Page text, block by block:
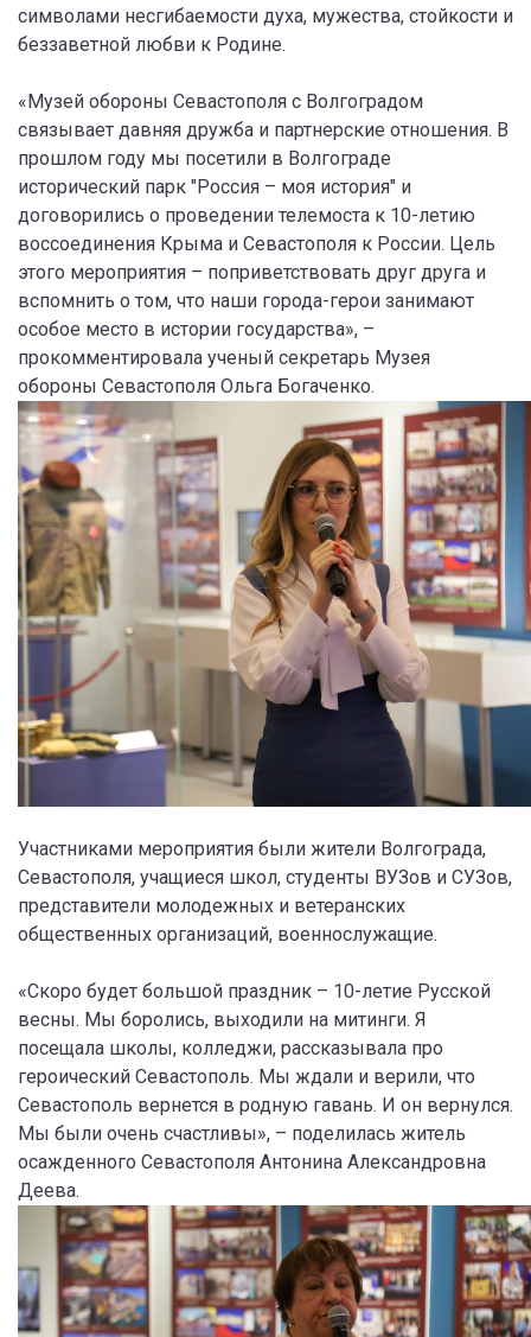
символами несгибаемости духа, мужества, стойкости и
беззаветной любви к Родине.
«Музей обороны Севастополя с Волгоградом
связывает давняя дружба и партнерские отношения. В
прошлом году мы посетили в Волгограде
исторический парк "Россия – моя история" и
договорились о проведении телемоста к 10-летию
воссоединения Крыма и Севастополя к России. Цель
этого мероприятия – поприветствовать друг друга и
вспомнить о том, что наши города-герои занимают
особое место в истории государства», –
прокомментировала ученый секретарь Музея
обороны Севастополя Ольга Богаченко.
Участниками мероприятия были жители Волгограда,
Севастополя, учащиеся школ, студенты ВУЗов и СУЗов,
представители молодежных и ветеранских
общественных организаций, военнослужащие.
«Скоро будет большой праздник – 10-летие Русской
весны. Мы боролись, выходили на митинги. Я
посещала школы, колледжи, рассказывала про
героический Севастополь. Мы ждали и верили, что
Севастополь вернется в родную гавань. И он вернулся.
Мы были очень счастливы», – поделилась житель
осажденного Севастополя Антонина Александровна
Деева.